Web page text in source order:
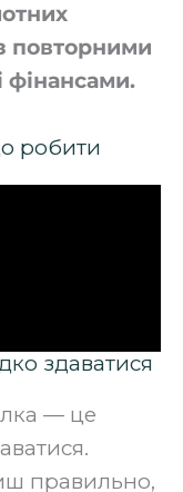
повторними
фінансами.
робити
здаватися
— це
правильно,